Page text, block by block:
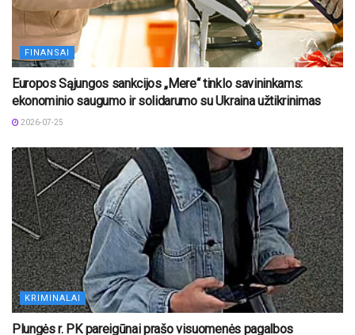
FINANSAI
Europos Sąjungos sankcijos „Mere“ tinklo savininkams:
ekonominio saugumo ir solidarumo su Ukraina užtikrinimas
2026-07-25
KRIMINALAI
Plungės r. PK pareigūnai prašo visuomenės pagalbos